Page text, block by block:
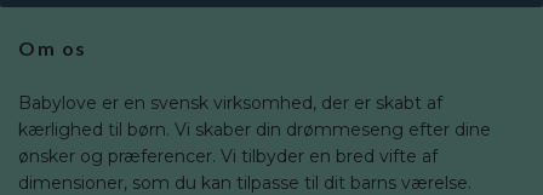
Om os
Babylove er en svensk virksomhed, der er skabt af
kærlighed til børn. Vi skaber din drømmeseng efter dine
ønsker og præferencer. Vi tilbyder en bred vifte af
dimensioner, som du kan tilpasse til dit barns værelse.